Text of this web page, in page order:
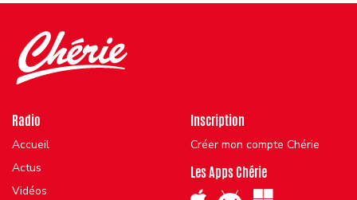
Radio
Accueil
Actus
Vidéos
Inscription
Créer mon compte Chérie
Les Apps Chérie